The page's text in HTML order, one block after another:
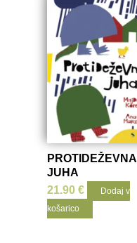
PROTIDEŽEVNA
JUHA
21.90€
Dodaj v
košarico